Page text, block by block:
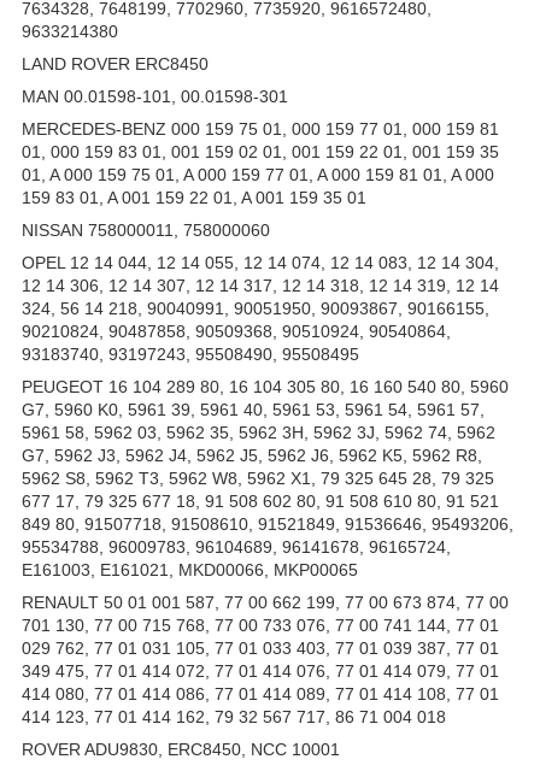
7634328, 7648199, 7702960, 7735920, 9616572480,
9633214380
LAND ROVER ERC8450
MAN 00.01598-101, 00.01598-301
MERCEDES-BENZ 000 159 75 01, 000 159 77 01, 000 159 81
01, 000 159 83 01, 001 159 02 01, 001 159 22 01, 001 159 35
01, A 000 159 75 01, A 000 159 77 01, A 000 159 81 01, A 000
159 83 01, A 001 159 22 01, A 001 159 35 01
NISSAN 758000011, 758000060
OPEL 12 14 044, 12 14 055, 12 14 074, 12 14 083, 12 14 304,
12 14 306, 12 14 307, 12 14 317, 12 14 318, 12 14 319, 12 14
324, 56 14 218, 90040991, 90051950, 90093867, 90166155,
90210824, 90487858, 90509368, 90510924, 90540864,
93183740, 93197243, 95508490, 95508495
PEUGEOT 16 104 289 80, 16 104 305 80, 16 160 540 80, 5960
G7, 5960 K0, 5961 39, 5961 40, 5961 53, 5961 54, 5961 57,
5961 58, 5962 03, 5962 35, 5962 3H, 5962 3J, 5962 74, 5962
G7, 5962 J3, 5962 J4, 5962 J5, 5962 J6, 5962 K5, 5962 R8,
5962 S8, 5962 T3, 5962 W8, 5962 X1, 79 325 645 28, 79 325
677 17, 79 325 677 18, 91 508 602 80, 91 508 610 80, 91 521
849 80, 91507718, 91508610, 91521849, 91536646, 95493206,
95534788, 96009783, 96104689, 96141678, 96165724,
E161003, E161021, MKD00066, MKP00065
RENAULT 50 01 001 587, 77 00 662 199, 77 00 673 874, 77 00
701 130, 77 00 715 768, 77 00 733 076, 77 00 741 144, 77 01
029 762, 77 01 031 105, 77 01 033 403, 77 01 039 387, 77 01
349 475, 77 01 414 072, 77 01 414 076, 77 01 414 079, 77 01
414 080, 77 01 414 086, 77 01 414 089, 77 01 414 108, 77 01
414 123, 77 01 414 162, 79 32 567 717, 86 71 004 018
ROVER ADU9830, ERC8450, NCC 10001